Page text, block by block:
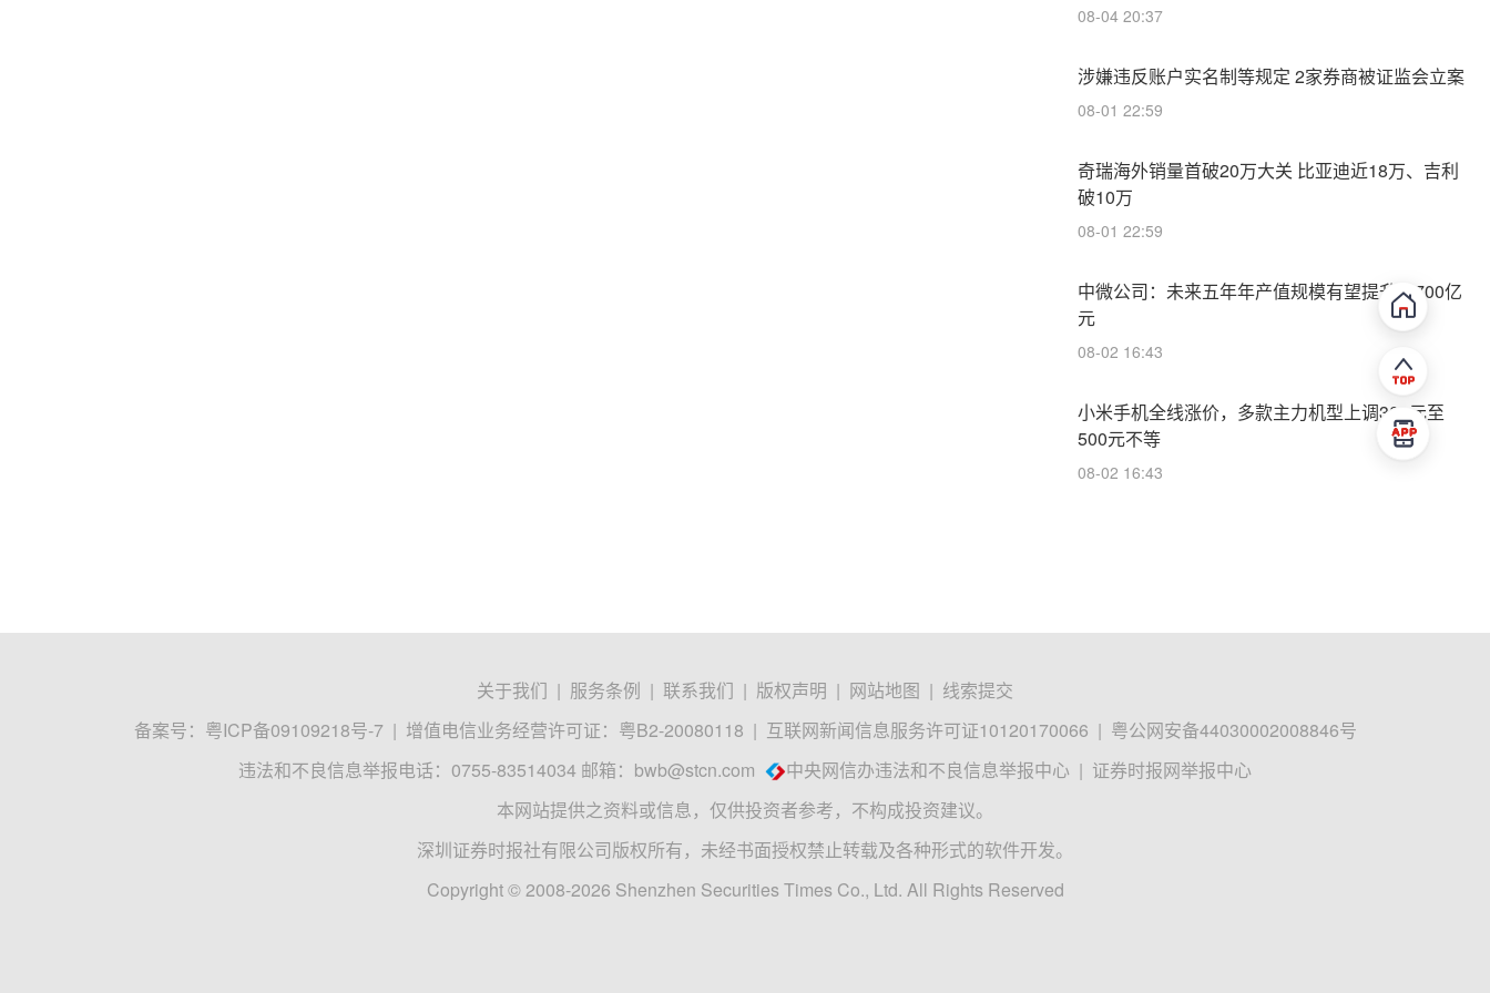
08-04 20:37
涉嫌违反账户实名制等规定 2家券商被证监会立案
08-01 22:59
奇瑞海外销量首破20万大关 比亚迪近18万、吉利
破10万
08-01 22:59
中微公司：未来五年年产值规模有望提升至700亿
元
08-02 16:43
小米手机全线涨价，多款主力机型上调300元至
500元不等
08-02 16:43
关于我们 | 服务条例 | 联系我们 | 版权声明 | 网站地图 | 线索提交
备案号： 粤ICP备09109218号-7 | 增值电信业务经营许可证：粤B2-20080118 | 互联网新闻信息服务许可证10120170066 | 粤公网安备44030002008846号
违法和不良信息举报电话：0755-83514034 邮箱： bwb@stcn.com 中央网信办违法和不良信息举报中心 | 证券时报网举报中心
本网站提供之资料或信息，仅供投资者参考，不构成投资建议。
深圳证券时报社有限公司版权所有，未经书面授权禁止转载及各种形式的软件开发。
Copyright © 2008-2026 Shenzhen Securities Times Co., Ltd. All Rights Reserved